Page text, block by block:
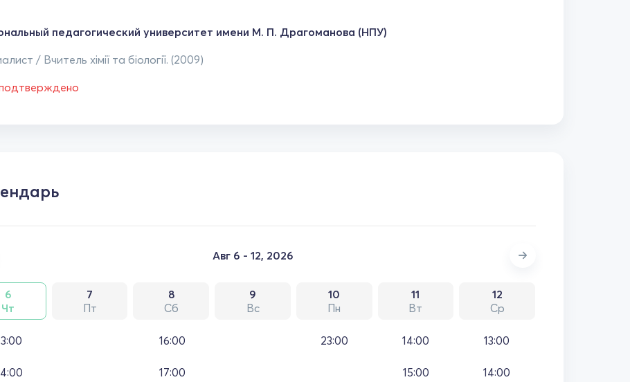
педагогический университет имени М. П. Драгоманова (НПУ)
/ Вчитель хімії та біології. (2009)
Авг 6 - 12, 2026
6
Чт
7
Пт
8
Сб
9
Вс
10
Пн
11
Вт
12
Ср
16:00
17:00
23:00 14:00
15:00
13:00
14:00